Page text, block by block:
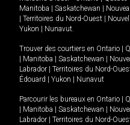
Manitoba
Saskatchewan
Territoires du Nord-Ouest
Yukon
Nunavut.
Trouver des courtiers en Ontario
Manitoba Saskatchewan
Labrador
Territoires du Nord-
Édouard
Yukon Nunavut
Parcourir les bureaux en Ontario
Manitoba Saskatchewan
Labrador
Territoires du Nord-